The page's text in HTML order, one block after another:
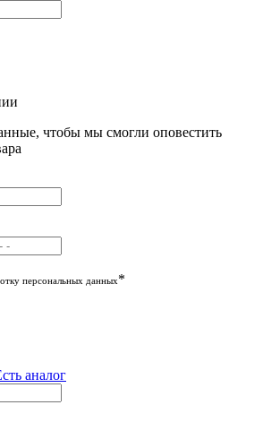
чтобы мы смогли оповестить
персональных данных*
аналог